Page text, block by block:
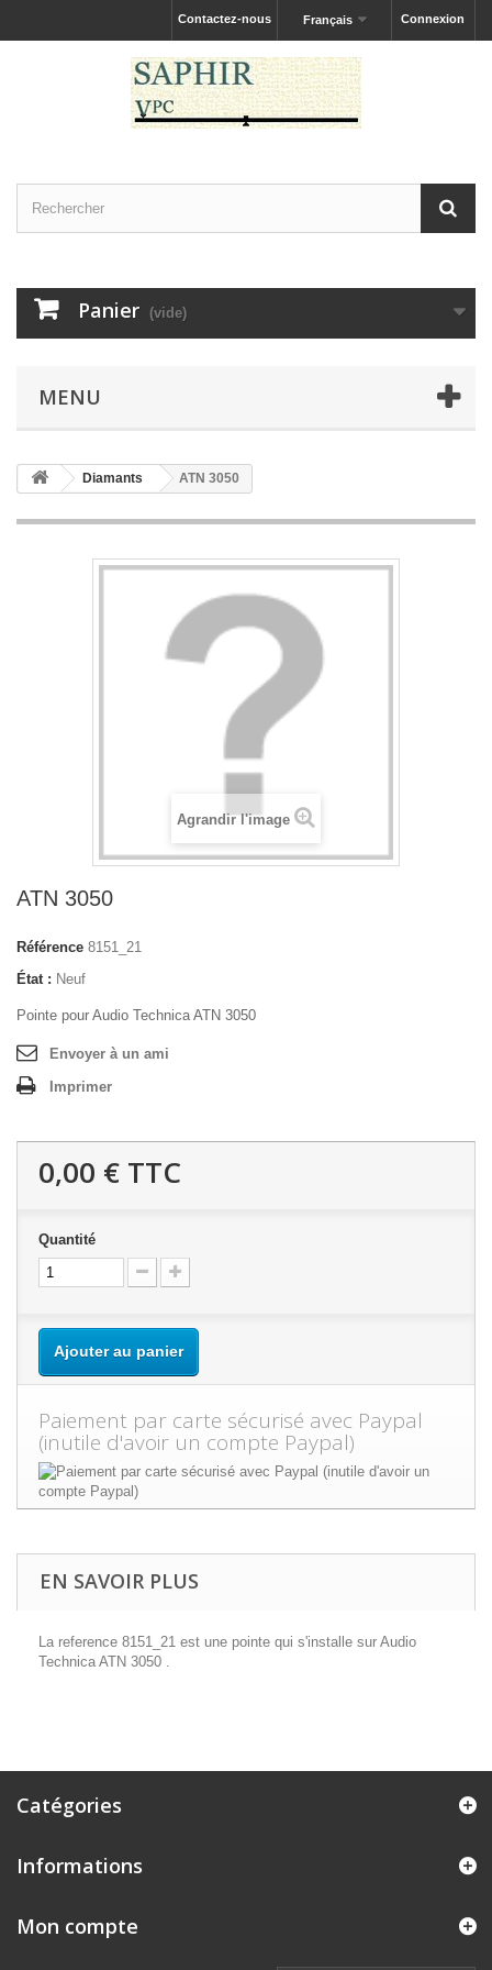
Connexion
Français
Contactez-nous
Panier (vide)
MENU
Diamants ATN 3050
Agrandir l'image
ATN 3050
Référence 8151_21
État : Neuf
Pointe pour Audio Technica ATN 3050
Envoyer à un ami
Imprimer
0,00 € TTC
Quantité
Ajouter au panier
Paiement par carte sécurisé avec Paypal
(inutile d'avoir un compte Paypal)
EN SAVOIR PLUS
La reference 8151_21 est une pointe qui s'installe sur Audio
Technica ATN 3050 .
Catégories
Informations
Mon compte